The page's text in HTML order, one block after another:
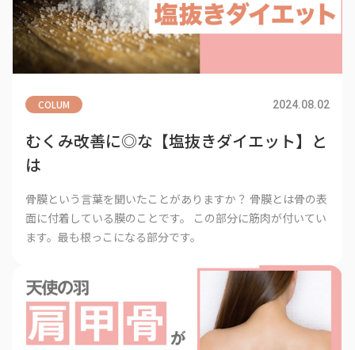
COLUM 2024.08.02
むくみ改善に◎な【塩抜きダイエット】と
は
骨膜という言葉を聞いたことがありますか？ 骨膜とは骨の表
面に付着している膜のことです。 この部分に筋肉が付いてい
ます。最も根っこになる部分です。